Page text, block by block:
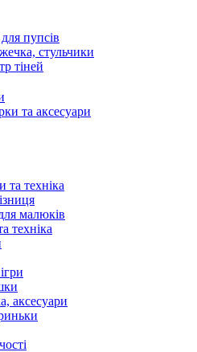
пупсів
стульчики
тіней
та аксесуари
техніка
малюків
техніка
аксесуари